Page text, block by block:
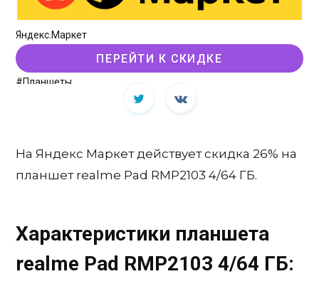
Яндекс.Маркет
ПЕРЕЙТИ К СКИДКЕ
#Планшеты
На Яндекс Маркет действует скидка 26% на
планшет realme Pad RMP2103 4/64 ГБ.
Характеристики планшета
realme Pad RMP2103 4/64 ГБ: